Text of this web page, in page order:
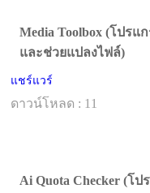
Media Toolbox (โปร
และช่วยแปลงไฟล์)
แชร์แวร์
ดาวน์โหลด : 11
Ai Quota Checker (โ